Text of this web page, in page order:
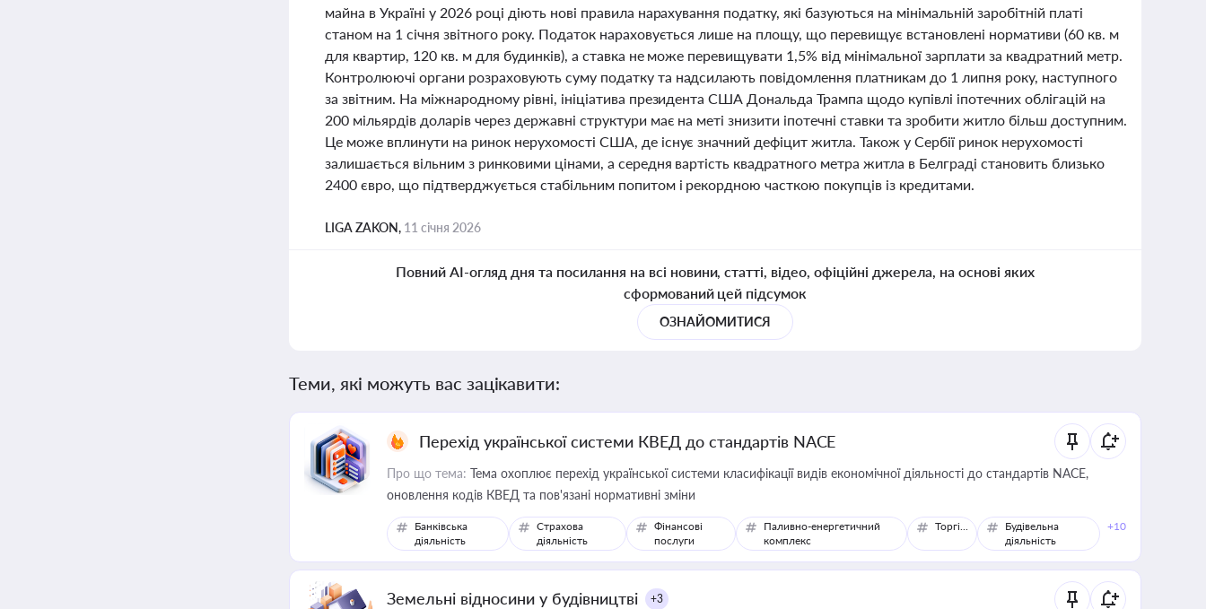
майна в Україні у 2026 році діють нові правила нарахування податку, які базуються на мінімальній заробітній платі
станом на 1 січня звітного року. Податок нараховується лише на площу, що перевищує встановлені нормативи (60 кв. м
для квартир, 120 кв. м для будинків), а ставка не може перевищувати 1,5% від мінімальної зарплати за квадратний метр.
Контролюючі органи розраховують суму податку та надсилають повідомлення платникам до 1 липня року, наступного
за звітним. На міжнародному рівні, ініціатива президента США Дональда Трампа щодо купівлі іпотечних облігацій на
200 мільярдів доларів через державні структури має на меті знизити іпотечні ставки та зробити житло більш доступним.
Це може вплинути на ринок нерухомості США, де існує значний дефіцит житла. Також у Сербії ринок нерухомості
залишається вільним з ринковими цінами, а середня вартість квадратного метра житла в Белграді становить близько
2400 євро, що підтверджується стабільним попитом і рекордною часткою покупців із кредитами.
LIGA ZAKON, 11 січня 2026
Повний AI-огляд дня та посилання на всі новини, статті, відео, офіційні джерела, на основі яких
сформований цей підсумок
ОЗНАЙОМИТИСЯ
Теми, які можуть вас зацікавити:
Перехід української системи КВЕД до стандартів NACE
Про що тема: Тема охоплює перехід української системи класифікації видів економічної діяльності до стандартів NACE,
оновлення кодів КВЕД та пов'язані нормативні зміни
Банківська
діяльність
Страхова
діяльність
Фінансові
послуги
Паливно-енергетичний
комплекс
Торгівля
Будівельна
діяльність
+10
Земельні відносини у будівництві +3